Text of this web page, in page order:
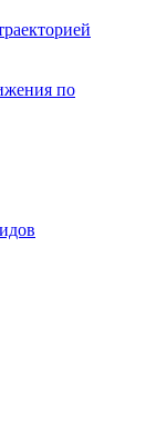
по